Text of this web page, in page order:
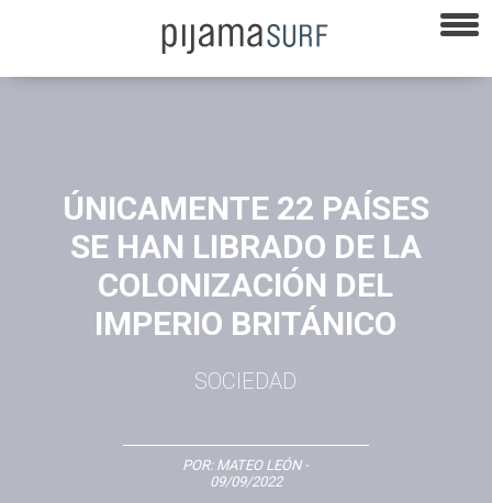
ÚNICAMENTE 22 PAÍSES
SE HAN LIBRADO DE LA
COLONIZACIÓN DEL
IMPERIO BRITÁNICO
SOCIEDAD
POR: MATEO LEÓN-
09/09/2022